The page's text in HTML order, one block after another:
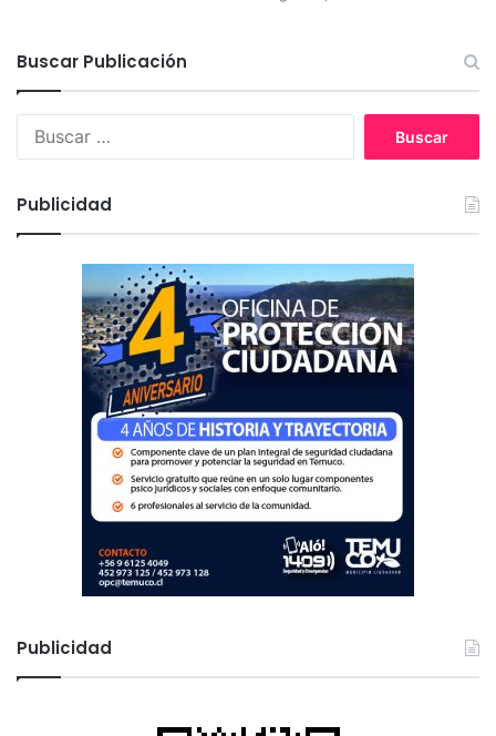
l
a
A
t
i
t
Buscar Publicación
:
Publicidad
Publicidad